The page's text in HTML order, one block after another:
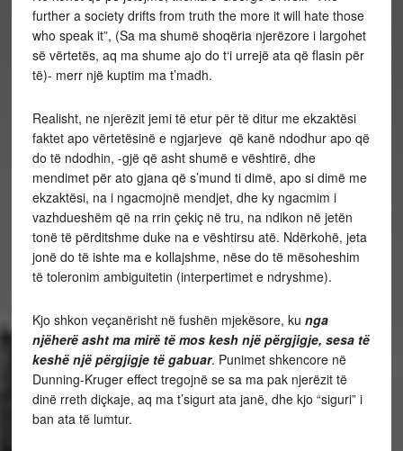
further a society drifts from truth the more it will hate those
who speak it”, (Sa ma shumë shoqëria njerëzore i largohet
së vërtetës, aq ma shume ajo do t‘i urrejë ata që flasin për
të)- merr një kuptim ma t’madh.
Realisht, ne njerëzit jemi të etur për të ditur me ekzaktësi
faktet apo vërtetësinë e ngjarjeve që kanë ndodhur apo që
do të ndodhin, -gjë që asht shumë e vështirë, dhe
mendimet për ato gjana që s’mund ti dimë, apo si dimë me
ekzaktësi, na i ngacmojnë mendjet, dhe ky ngacmim i
vazhdueshëm që na rrin çekiç në tru, na ndikon në jetën
tonë të përditshme duke na e vështirsu atë. Ndërkohë, jeta
jonë do të ishte ma e kollajshme, nëse do të mësoheshim
të toleronim ambiguitetin (interpertimet e ndryshme).
Kjo shkon veçanërisht në fushën mjekësore, ku nga
njëherë asht ma mirë të mos kesh një përgjigje, sesa të
keshë një përgjigje të gabuar. Punimet shkencore në
Dunning-Kruger effect tregojnë se sa ma pak njerëzit të
dinë rreth diçkaje, aq ma t’sigurt ata janë, dhe kjo “siguri” i
ban ata të lumtur.